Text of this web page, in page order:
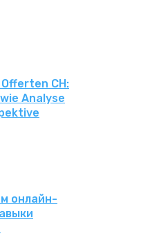
CH:
Analyse
онлайн-